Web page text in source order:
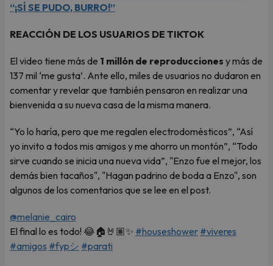
“¡SÍ SE PUDO, BURRO!”
REACCIÓN DE LOS USUARIOS DE TIKTOK
El video tiene más de 1 millón de reproducciones y más de
137 mil ‘me gusta’. Ante ello, miles de usuarios no dudaron en
comentar y revelar que también pensaron en realizar una
bienvenida a su nueva casa de la misma manera.
“Yo lo haría, pero que me regalen electrodomésticos”, “Así
yo invito a todos mis amigos y me ahorro un montón”, “Todo
sirve cuando se inicia una nueva vida”, "Enzo fue el mejor, los
demás bien tacaños", "Hagan padrino de boda a Enzo", son
algunos de los comentarios que se lee en el post.
@melanie_cairo
El final lo es todo! 😂🏠🤘🏽✨ #houseshower #viveres
#amigos #fypシ #parati